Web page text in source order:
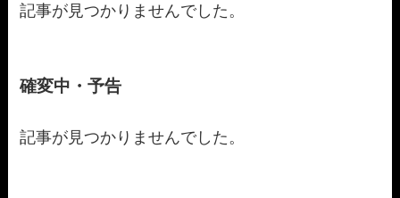
記事が見つかりませんでした。
確変中・予告
記事が見つかりませんでした。